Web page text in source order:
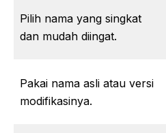
Pilih nama yang singkat
dan mudah diingat.
Pakai nama asli atau versi
modifikasinya.